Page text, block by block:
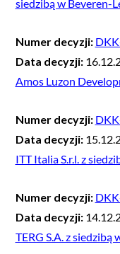
siedzibą w Beveren-
Numer decyzji:
Data decyzji:
Amos Luzon
Numer decyzji:
Data decyzji:
ITT Italia S.r.l. z
Numer decyzji:
Data decyzji:
TERG S.A. z siedzibą